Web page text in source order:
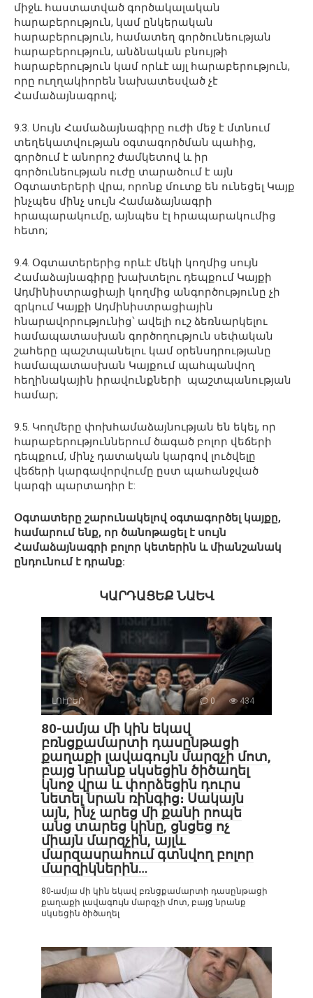
միջև հաստատված գործակալական
հարաբերություն, կամ ընկերական
հարաբերություն, համատեղ գործունեության
հարաբերություն, անձնական բնույթի
հարաբերություն կամ որևէ այլ հարաբերություն,
որը ուղղակիորեն նախատեսված չէ
Համաձայնագրով;
9.3. Սույն Համաձայնագիրը ուժի մեջ է մտնում
տեղեկատվության օգտագործման պահից,
գործում է անորոշ ժամկետով և իր
գործունեության ուժը տարածում է այն
Օգտատերերի վրա, որոնք մուտք են ունեցել Կայք
ինչպես մինչ սույն Համաձայնագրի
հրապարակումը, այնպես էլ հրապարակումից
հետո;
9.4. Օգտատերերից որևէ մեկի կողմից սույն
Համաձայնագիրը խախտելու դեպքում Կայքի
Ադմինիստրացիայի կողմից անգործությունը չի
զրկում Կայքի Ադմինիստրացիային
հնարավորությունից՝ ավելի ուշ ձեռնարկելու
համապատասխան գործողություն սեփական
շահերը պաշտպանելու կամ օրենսդրությանը
համապատասխան Կայքում պահպանվող
հեղինակային իրավունքների պաշտպանության
համար;
9.5. Կողմերը փոխհամաձայնության են եկել, որ
հարաբերություններում ծագած բոլոր վեճերի
դեպքում, մինչ դատական կարգով լուծվելը
վեճերի կարգավորվումը ըստ պահանջված
կարգի պարտադիր է:
Օգտատերը շարունակելով օգտագործել կայքը,
համարում ենք, որ ծանոթացել է սույն
Համաձայնագրի բոլոր կետերին և միանշանակ
ընդունում է դրանք:
ԿԱՐԴԱՑԵՔ ՆԱԵՎ
ԼՈՒՐԵՐ 0 434
80-ամյա մի կին եկավ
բռնցքամարտի դասընթացի
քաղաքի լավագույն մարզչի մոտ,
բայց նրանք սկսեցին ծիծաղել
կնոջ վրա և փորձեցին դուրս
նետել նրան ռինգից։ Սակայն
այն, ինչ արեց մի քանի րոպե
անց տարեց կինը, ցնցեց ոչ
միայն մարզչին, այլև
մարզասրահում գտնվող բոլոր
մարզիկներին…
80-ամյա մի կին եկավ բռնցքամարտի դասընթացի
քաղաքի լավագույն մարզչի մոտ, բայց նրանք
սկսեցին ծիծաղել